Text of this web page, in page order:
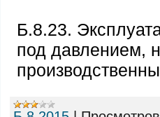
Б.8.23.
под давлением,